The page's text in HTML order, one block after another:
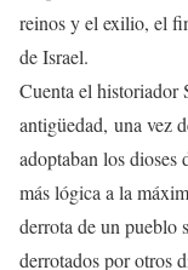
reinos y el exilio, el
de Israel.
Cuenta el historiador
antigüedad, una vez
adoptaban los dioses
más lógica a la
derrota de un pueblo
derrotados por otros